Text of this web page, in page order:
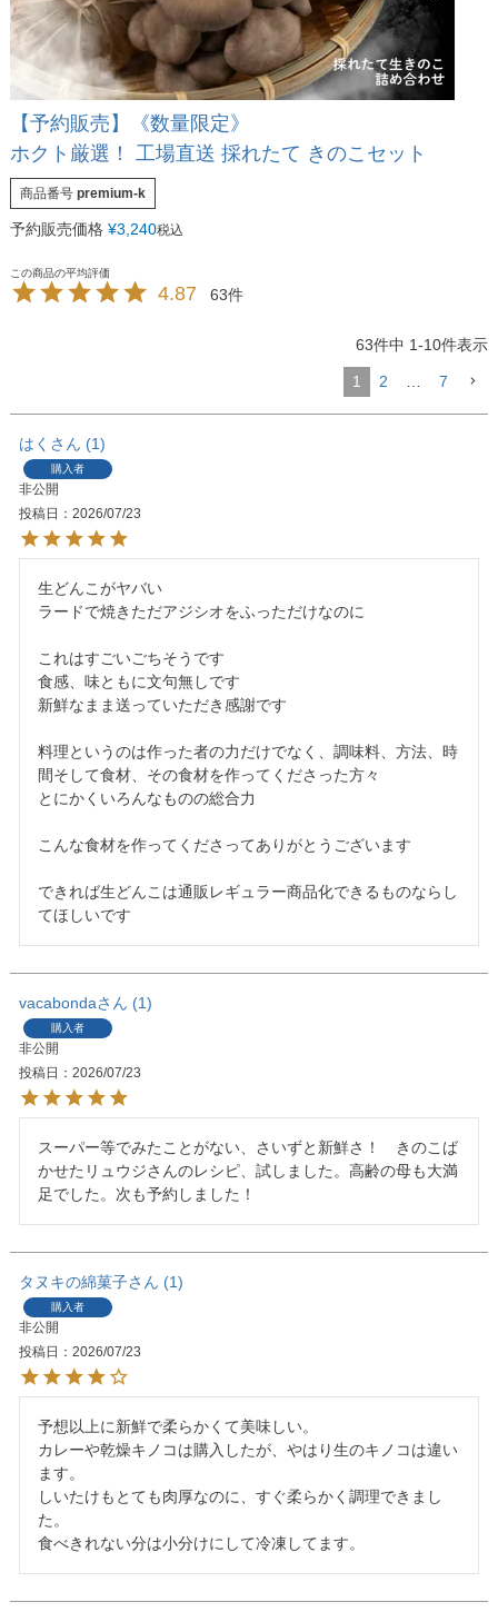
【予約販売】《数量限定》
ホクト厳選！ 工場直送 採れたて きのこセット
商品番号 premium-k
予約販売価格 ¥3,240税込
4.87 63
63件中 1-10件表示
1 2 7
はく 1
購入者
非公開
投稿日
2026/07/23
生どんこがヤバい
ラードで焼きただアジシオをふっただけなのに
これはすごいごちそうです
食感、味ともに文句無しです
新鮮なまま送っていただき感謝です
料理というのは作った者の力だけでなく、調味料、方法、時
間そして食材、その食材を作ってくださった方々
とにかくいろんなものの総合力
こんな食材を作ってくださってありがとうございます
できれば生どんこは通販レギュラー商品化できるものならし
てほしいです
vacabonda 1
購入者
非公開
投稿日
2026/07/23
スーパー等でみたことがない、さいずと新鮮さ！　きのこば
かせたリュウジさんのレシピ、試しました。高齢の母も大満
足でした。次も予約しました！
タヌキの綿菓子 1
購入者
非公開
投稿日
2026/07/23
予想以上に新鮮で柔らかくて美味しい。
カレーや乾燥キノコは購入したが、やはり生のキノコは違い
ます。
しいたけもとても肉厚なのに、すぐ柔らかく調理できまし
た。
食べきれない分は小分けにして冷凍してます。